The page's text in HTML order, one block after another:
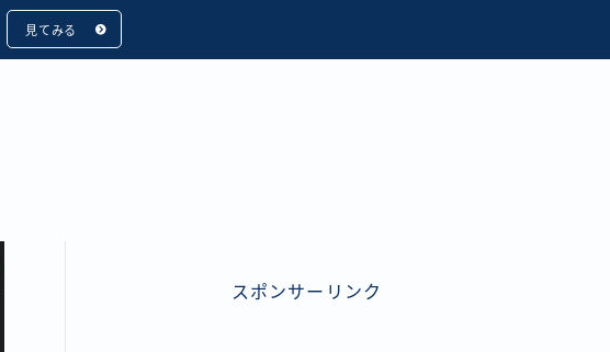
見てみる
スポンサーリンク